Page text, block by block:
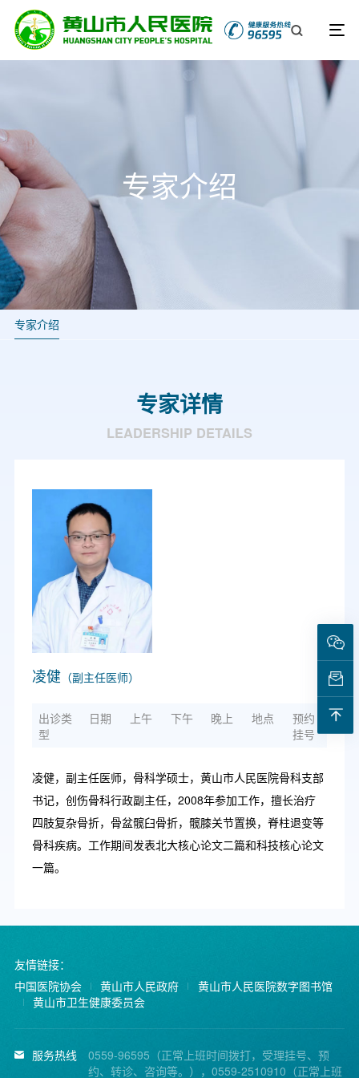
专家介绍
专家介绍
专家详情
LEADERSHIP DETAILS
凌健 （副主任医师）
出诊类
型
日期 上午 下午 晚上 地点
预约
挂号
凌健，副主任医师，骨科学硕士，黄山市人民医院骨科支部
书记，创伤骨科行政副主任，2008年参加工作，擅长治疗
四肢复杂骨折，骨盆髋臼骨折，髋膝关节置换，脊柱退变等
骨科疾病。工作期间发表北大核心论文二篇和科技核心论文
一篇。
友情链接：
中国医院协会
黄山市人民政府
黄山市人民医院数字图书馆
黄山市卫生健康委员会
服务热线
0559-96595（正常上班时间拨打，受理挂号、预
约、转诊、咨询等。），0559-2510910（正常上班